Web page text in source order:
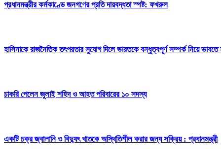
প্রধানমন্ত্রীর কর্মকাণ্ডে জনগণের প্রতি দায়বদ্ধতা স্পষ্ট: ফখরুল
হাসিনাকে রাজনৈতিক তৎপরতার সুযোগ দিলে ভারতকে বন্ধুত্বপূর্ণ সম্পর্ক নিয়ে ভাবতে
চাকরি পেলেন জুলাই শহিদ ও আহত পরিবারের ১০ সদস্য
একটি চক্র জ্বালানি ও বিদ্যুৎ খাতকে অস্থিতিশীল করার জন্য সক্রিয় : প্রধানমন্ত্রী